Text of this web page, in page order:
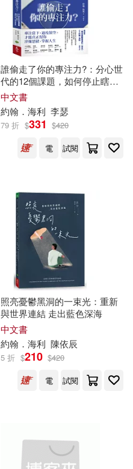
誰偷走了你的專注力?：分心世
代的12個課題，如何停止瞎
忙，重拾心流、效率與創意
中文書
約翰．海利 李瑟
79 折 $331 $420
電
試閱
照亮憂鬱黑洞的一束光：重新
與世界連結 走出藍色深海
中文書
約翰．海利 陳依辰
5 折 $210 $420
電
試閱